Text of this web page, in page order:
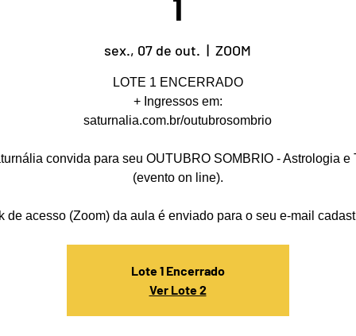
1
sex., 07 de out.
  |
ZOOM
LOTE 1 ENCERRADO
+ Ingressos em:
saturnalia.com.br/outubrosombrio
convida para seu OUTUBRO SOMBRIO - Astrologia e
(evento on line).
de acesso (Zoom) da aula é enviado para o seu e-mail
Lote 1 Encerrado
Ver Lote 2